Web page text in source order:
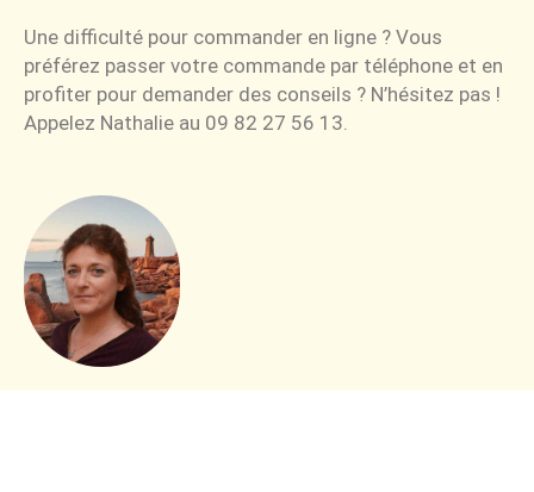
Une difficulté pour commander en ligne ? Vous
préférez passer votre commande par téléphone et en
profiter pour demander des conseils ? N’hésitez pas !
Appelez Nathalie au 09 82 27 56 13.